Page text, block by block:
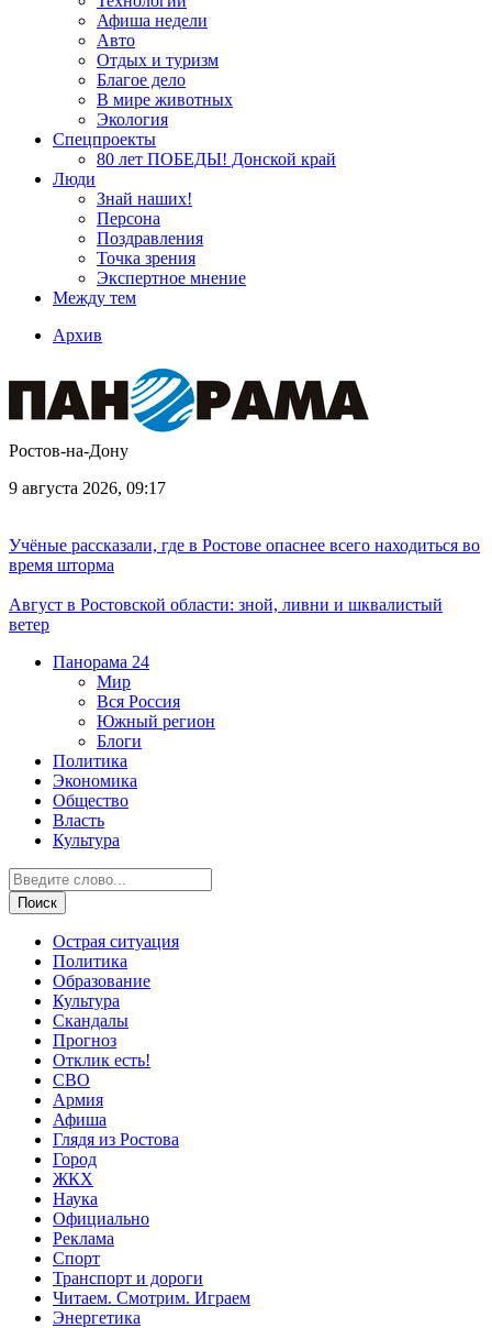
Афиша недели
Авто
Отдых и туризм
Благое дело
В мире животных
Экология
Спецпроекты
80 лет ПОБЕДЫ! Донской край
Люди
Знай наших!
Персона
Поздравления
Точка зрения
Экспертное мнение
Между тем
Архив
Ростов-на-Дону
9 августа 2026, 09:17
Учёные рассказали, где в Ростове опаснее всего находиться во
время шторма
Август в Ростовской области: зной, ливни и шквалистый
ветер
Панорама 24
Мир
Вся Россия
Южный регион
Блоги
Политика
Экономика
Общество
Власть
Культура
Острая ситуация
Политика
Образование
Культура
Скандалы
Прогноз
Отклик есть!
СВО
Армия
Афиша
Глядя из Ростова
Город
ЖКХ
Наука
Официально
Реклама
Спорт
Транспорт и дороги
Читаем. Смотрим. Играем
Энергетика